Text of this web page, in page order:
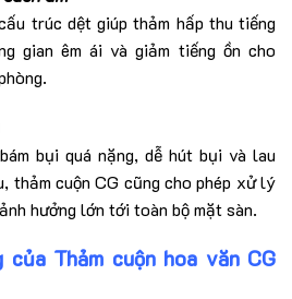
trúc dệt giúp thảm hấp thu tiếng
gian êm ái và giảm tiếng ồn cho
bụi quá nặng, dễ hút bụi và lau
thảm cuộn CG cũng cho phép xử lý
hưởng lớn tới toàn bộ mặt sàn.
Thảm cuộn hoa văn CG